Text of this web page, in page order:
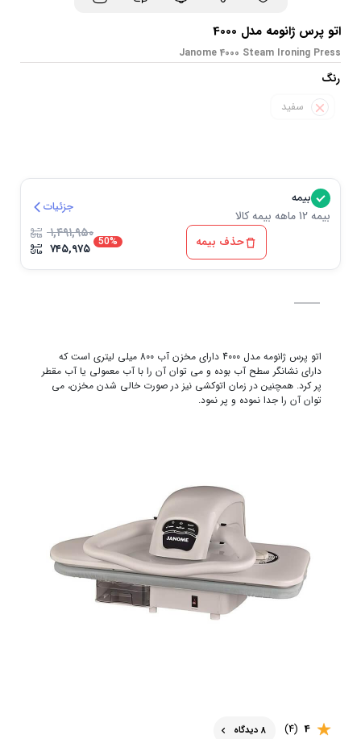
اتو پرس ژانومه مدل 4000
Janome 4000 Steam Ironing Press
رنگ
سفید
بیمه
بیمه 12 ماهه بیمه کالا
جزئیات
حذف بیمه 50% ۱,۴۹۱,۹۵۰
۷۴۵,۹۷۵
اتو پرس ژانومه مدل 4000 دارای مخزن آب 800 میلی لیتری است که
دارای نشانگر سطح آب بوده و می توان آن را با آب معمولی یا آب مقطر
پر کرد. همچنین در زمان اتوکشی نیز در صورت خالی شدن مخزن، می
توان آن را جدا نموده و پر نمود.
4
(4)
8 دیدگاه